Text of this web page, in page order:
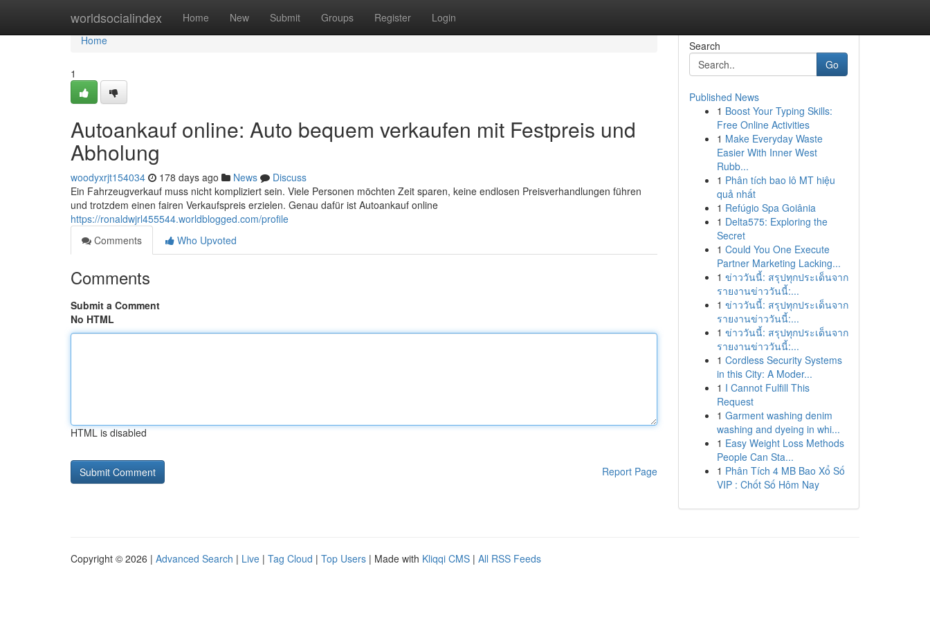
worldsocialindex Home New Submit Groups Register Login
Home
Home
1
Autoankauf online: Auto bequem verkaufen mit Festpreis und
Abholung
woodyxrjt154034 178 days ago News
Discuss
Ein Fahrzeugverkauf muss nicht kompliziert sein. Viele Personen möchten Zeit sparen, keine endlosen Preisverhandlungen führen
und trotzdem einen fairen Verkaufspreis erzielen. Genau dafür ist Autoankauf online
https://ronaldwjrl455544.worldblogged.com/profile
Comments
Who Upvoted
Comments
Submit a Comment
No HTML
HTML is disabled
Report Page
Search
Go
Published News
1 Boost Your Typing Skills:
Free Online Activities
1 Make Everyday Waste
Easier With Inner West
Rubb...
1 Phân tích bao lô MT hiệu
quả nhất
1 Refúgio Spa Goiânia
1 Delta575: Exploring the
Secret
1 Could You One Execute
Partner Marketing Lacking...
1 ข่าววันนี้: สรุปทุกประเด็นจาก
รายงานข่าววันนี้:...
1 ข่าววันนี้: สรุปทุกประเด็นจาก
รายงานข่าววันนี้:...
1 ข่าววันนี้: สรุปทุกประเด็นจาก
รายงานข่าววันนี้:...
1 Cordless Security Systems
in this City: A Moder...
1 I Cannot Fulfill This
Request
1 Garment washing denim
washing and dyeing in whi...
1 Easy Weight Loss Methods
People Can Sta...
1 Phân Tích 4 MB Bao Xổ Số
VIP : Chốt Số Hôm Nay
Copyright © 2026 | Advanced Search | Live | Tag Cloud | Top Users | Made with Kliqqi CMS | All RSS Feeds